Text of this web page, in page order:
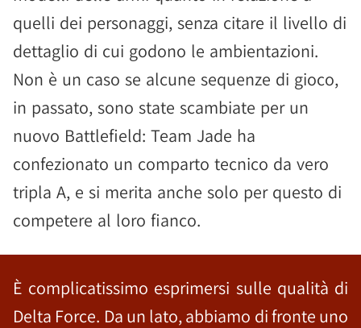
quelli dei personaggi, senza citare il livello di
dettaglio di cui godono le ambientazioni.
Non è un caso se alcune sequenze di gioco,
in passato, sono state scambiate per un
nuovo Battlefield: Team Jade ha
confezionato un comparto tecnico da vero
tripla A, e si merita anche solo per questo di
competere al loro fianco.
È complicatissimo esprimersi sulle qualità di
Delta Force. Da un lato, abbiamo di fronte uno